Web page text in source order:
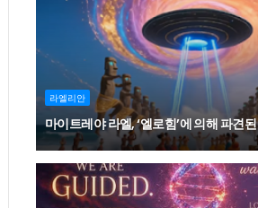
라엘리안
마이트레야 라엘, ‘엘로힘’에 의해 파견